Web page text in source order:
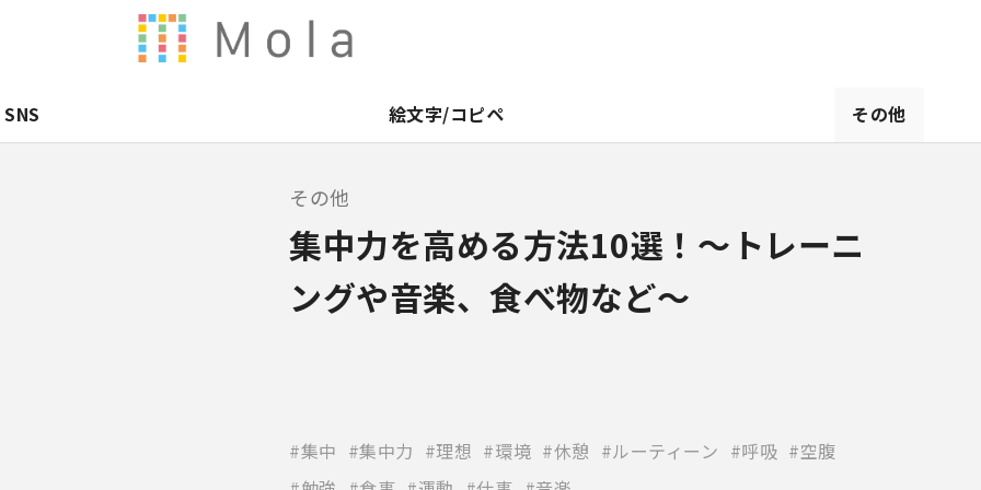
SNS 絵文字/コピペ その他
その他
集中力を高める方法10選！～トレーニ
ングや音楽、食べ物など～
集中 集中力 理想 環境 休憩 ルーティーン 呼吸
空腹